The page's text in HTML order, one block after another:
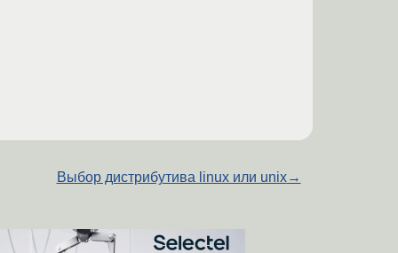
Выбор дистрибутива linux или unix→